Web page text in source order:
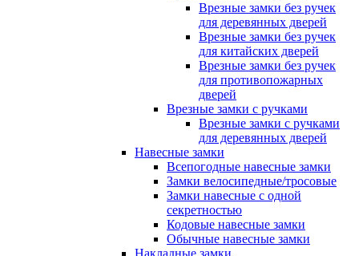
Врезные замки без ручек
для деревянных дверей
Врезные замки без ручек
для китайских дверей
Врезные замки без ручек
для противопожарных
дверей
Врезные замки с ручками
Врезные замки с ручками
для деревянных дверей
Навесные замки
Всепогодные навесные замки
Замки велосипедные/тросовые
Замки навесные с одной
секретностью
Кодовые навесные замки
Обычные навесные замки